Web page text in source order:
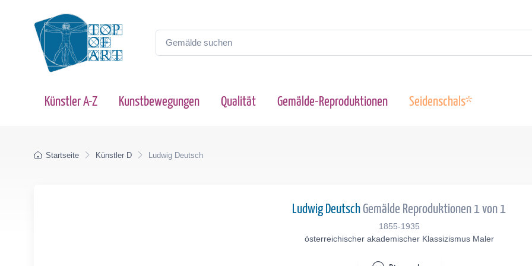
Künstler A-Z Kunstbewegungen Qualität Gemälde-Reproduktionen Seidenschals*
Startseite Künstler D Ludwig Deutsch
Ludwig DeutschGemälde Reproduktionen 1 von 1
1855-1935
österreichischer akademischer Klassizismus Maler